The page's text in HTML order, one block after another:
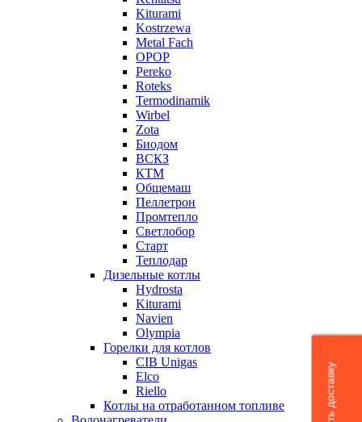
Kiturami
Kostrzewa
Metal Fach
OPOP
Pereko
Roteks
Termodinamik
Wirbel
Zota
Биодом
ВСКЗ
КТМ
Общемаш
Пеллетрон
Промтепло
Светлобор
Старт
Теплодар
Дизельные котлы
Hydrosta
Kiturami
Navien
Olympia
Горелки для котлов
CIB Unigas
Elco
Riello
Котлы на отработанном топливе